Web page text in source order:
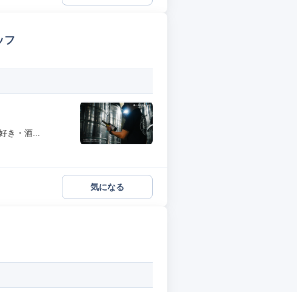
フ
き・酒...
気になる